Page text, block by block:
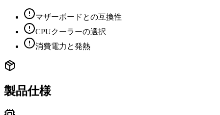
マザーボードとの互換性
CPUクーラーの選択
消費電力と発熱
製品仕様